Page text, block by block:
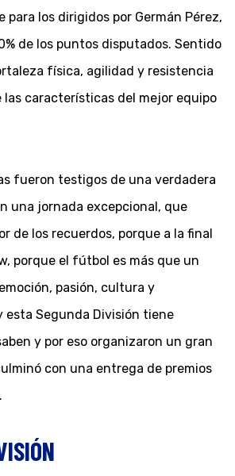
los dirigidos por Germán Pérez,
de los puntos disputados. Sentido
física, agilidad y resistencia
características del mejor equipo
fueron testigos de una verdadera
una jornada excepcional, que
de los recuerdos, porque a la final
porque el fútbol es más que un
pasión, cultura y
Segunda División tiene
y por eso organizaron un gran
con una entrega de premios